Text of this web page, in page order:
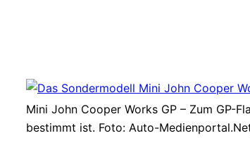
Mini John Cooper Works GP – Zum GP-
bestimmt ist. Foto: Auto-